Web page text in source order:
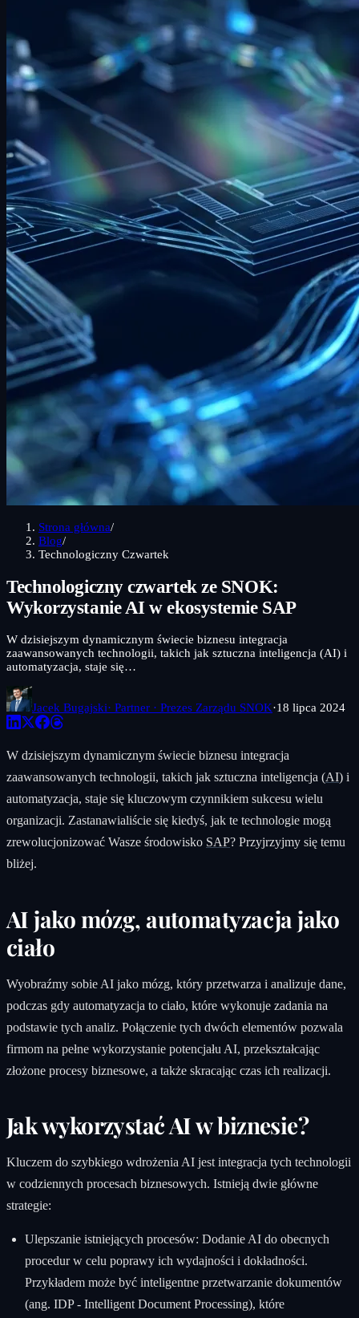
Strona główna/
Blog/
Technologiczny Czwartek
Technologiczny czwartek ze SNOK:
Wykorzystanie AI w ekosystemie SAP
W dzisiejszym dynamicznym świecie biznesu integracja
zaawansowanych technologii, takich jak sztuczna inteligencja (AI) i
automatyzacja, staje się…
Jacek Bugajski· Partner · Prezes Zarządu SNOK·18 lipca 2024
W dzisiejszym dynamicznym świecie biznesu integracja
zaawansowanych technologii, takich jak sztuczna inteligencja (AI) i
automatyzacja, staje się kluczowym czynnikiem sukcesu wielu
organizacji. Zastanawialiście się kiedyś, jak te technologie mogą
zrewolucjonizować Wasze środowisko SAP? Przyjrzyjmy się temu
bliżej.
AI jako mózg, automatyzacja jako
ciało
Wyobraźmy sobie AI jako mózg, który przetwarza i analizuje dane,
podczas gdy automatyzacja to ciało, które wykonuje zadania na
podstawie tych analiz. Połączenie tych dwóch elementów pozwala
firmom na pełne wykorzystanie potencjału AI, przekształcając
złożone procesy biznesowe, a także skracając czas ich realizacji.
Jak wykorzystać AI w biznesie?
Kluczem do szybkiego wdrożenia AI jest integracja tych technologii
w codziennych procesach biznesowych. Istnieją dwie główne
strategie:
Ulepszanie istniejących procesów: Dodanie AI do obecnych
procedur w celu poprawy ich wydajności i dokładności.
Przykładem może być inteligentne przetwarzanie dokumentów
(ang. IDP - Intelligent Document Processing), które